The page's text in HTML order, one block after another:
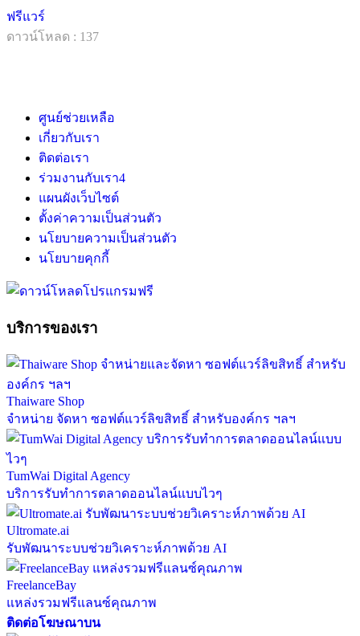
ฟรีแวร์
ดาวน์โหลด : 137
ศูนย์ช่วยเหลือ
เกี่ยวกับเรา
ติดต่อเรา
ร่วมงานกับเรา4
แผนผังเว็บไซต์
ตั้งค่าความเป็นส่วนตัว
นโยบายความเป็นส่วนตัว
นโยบายคุกกี้
บริการของเรา
Thaiware Shop
จำหน่าย จัดหา ซอฟต์แวร์ลิขสิทธิ์ สำหรับองค์กร ฯลฯ
TumWai Digital Agency
บริการรับทำการตลาดออนไลน์แบบไวๆ
Ultromate.ai
รับพัฒนาระบบช่วยวิเคราะห์ภาพด้วย AI
FreelanceBay
แหล่งรวมฟรีแลนซ์คุณภาพ
ติดต่อโฆษณาบน